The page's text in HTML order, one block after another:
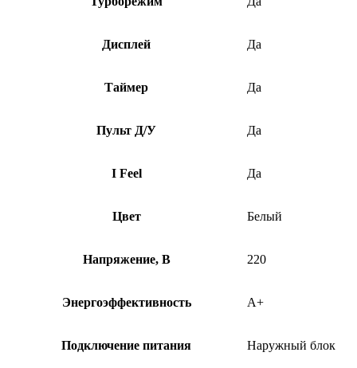
Дисплей Да
Таймер Да
Пульт Д/У Да
I Feel Да
Цвет Белый
Напряжение, В 220
Энергоэффективность A+
Подключение питания Наружный блок